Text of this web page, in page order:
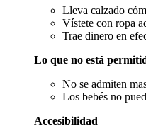
Lleva calzado
Vístete con ropa
Trae dinero en
Lo que no está
No se admiten
Los bebés no
Accesibilidad